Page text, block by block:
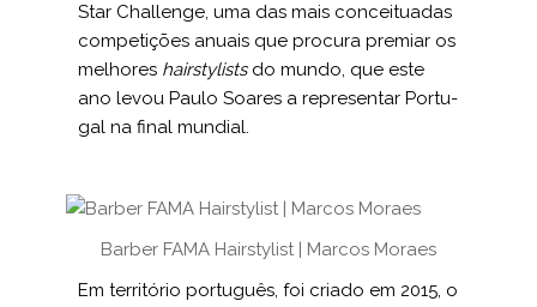
Star Challenge, uma das mais conceituadas
competições anuais que procura premiar os
melhores hairstylists do mundo, que este
ano levou Paulo Soares a representar Portu­
gal na final mundial.
Barber FAMA Hairstylist | Marcos Moraes
Em território português, foi criado em 2015, o